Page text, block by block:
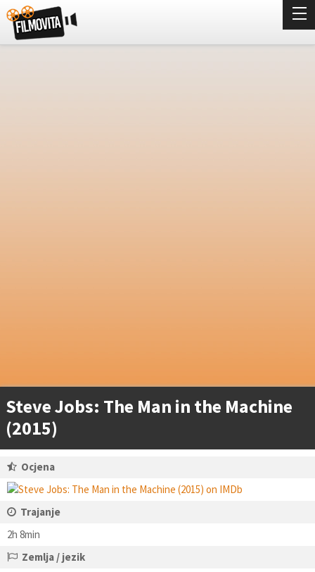
Steve Jobs: The Man in the Machine
(2015)
Ocjena
Trajanje
2h 8min
Zemlja / jezik